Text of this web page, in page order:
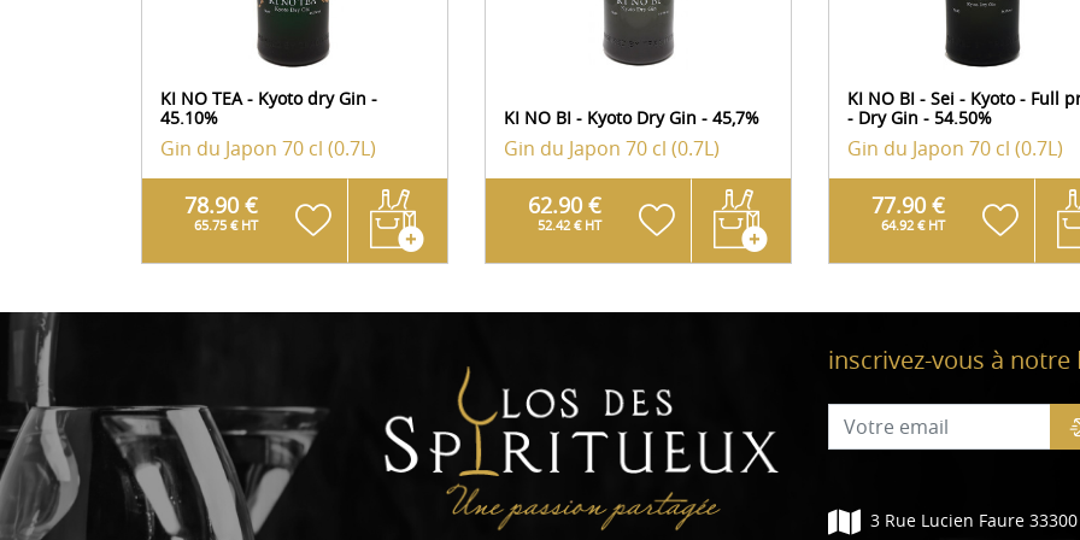
KI NO TEA - Kyoto dry Gin -
45.10%
Gin du Japon 70 cl (0.7L)
78.90 €
65.75 € HT
KI NO BI - Kyoto Dry Gin - 45,7%
Gin du Japon 70 cl (0.7L)
62.90 €
52.42 € HT
KI NO BI - Sei - Kyoto - Full
- Dry Gin - 54.50%
Gin du Japon 70 cl (0.7L)
77.90 €
64.92 € HT
inscrivez-vous à
3 Rue Lucien Faure 33300